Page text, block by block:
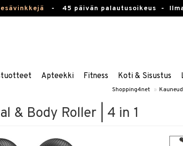
- 45 päivän palautusoikeus -
Apteekki Fitness Koti & Sisustus
Shopping4net »
& Body Roller | 4 in 1